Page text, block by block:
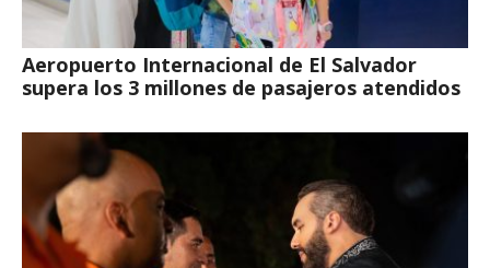
Aeropuerto Internacional de El Salvador
supera los 3 millones de pasajeros atendidos